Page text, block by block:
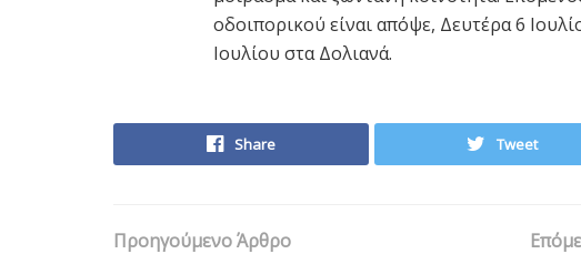
οδοιπορικού είναι απόψε, Δευτέρα 6
Ιουλίου στα Δολιανά.
Share Tweet
Προηγούμενο Άρθρο